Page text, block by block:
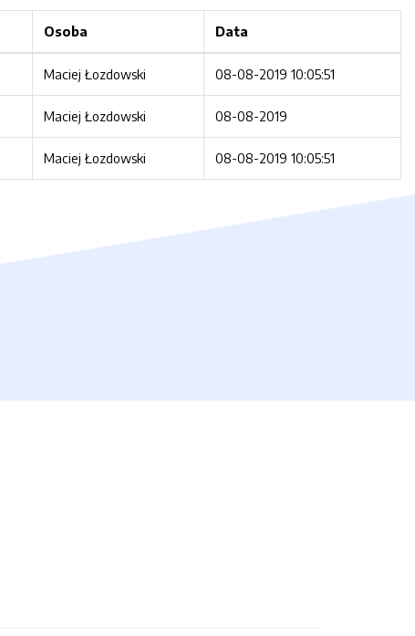
Osoba Data
Maciej Łozdowski 08-08-2019 10:05:51
Maciej Łozdowski 08-08-2019
Maciej Łozdowski 08-08-2019 10:05:51